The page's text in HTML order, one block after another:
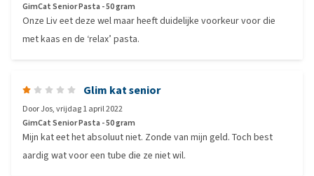
GimCat Senior Pasta - 50 gram
Onze Liv eet deze wel maar heeft duidelijke voorkeur voor die
met kaas en de ‘relax’ pasta.
Glim kat senior
DoorJos,vrijdag 1 april 2022
GimCat Senior Pasta - 50 gram
Mijn kat eet het absoluut niet. Zonde van mijn geld. Toch best
aardig wat voor een tube die ze niet wil.